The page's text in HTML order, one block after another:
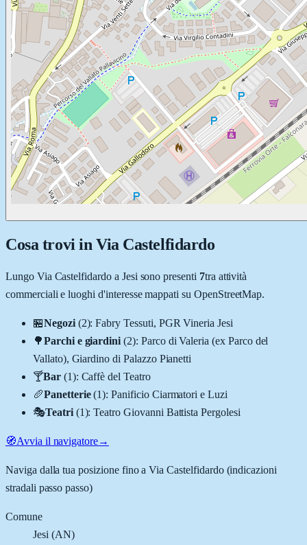
Cosa trovi in Via Castelfidardo
Lungo Via Castelfidardoa Jesi sono presenti 7tra attività
commerciali e luoghi d'interesse mappati su OpenStreetMap.
🏪Negozi (2):Fabry Tessuti, PGR Vineria Jesi
🌳Parchi e giardini (2): Parco di Valeria (ex Parco del
Vallato), Giardino di Palazzo Pianetti
🍸Bar (1): Caffè del Teatro
🥖Panetterie (1):Panificio Ciarmatori e Luzi
🎭Teatri (1):Teatro Giovanni Battista Pergolesi
🧭Avvia il navigatore→
Naviga dalla tua posizione fino aVia Castelfidardo(indicazioni
stradali passo passo)
Comune
Jesi (AN)